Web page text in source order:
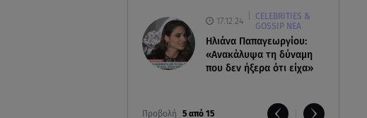
17.12.24
CELEBRITIES &
GOSSIP ΝΕΑ
Ηλιάνα Παπαγεωργίου:
«Ανακάλυψα τη δύναμη
που δεν ήξερα ότι είχα»
Προβολή 5 από 15